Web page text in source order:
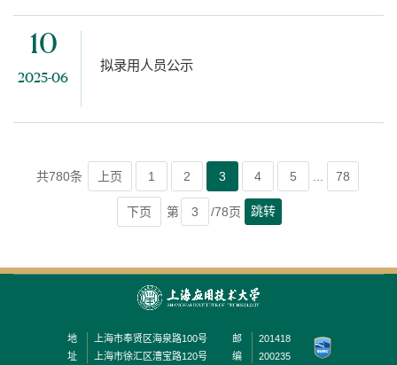
10
2025-06
拟录用人员公示
共780条 上页 1 2 3 4 5 ... 78
下页 第 /78页 跳转
地
址
上海市奉贤区海泉路100号
上海市徐汇区漕宝路120号
邮
编
201418
200235